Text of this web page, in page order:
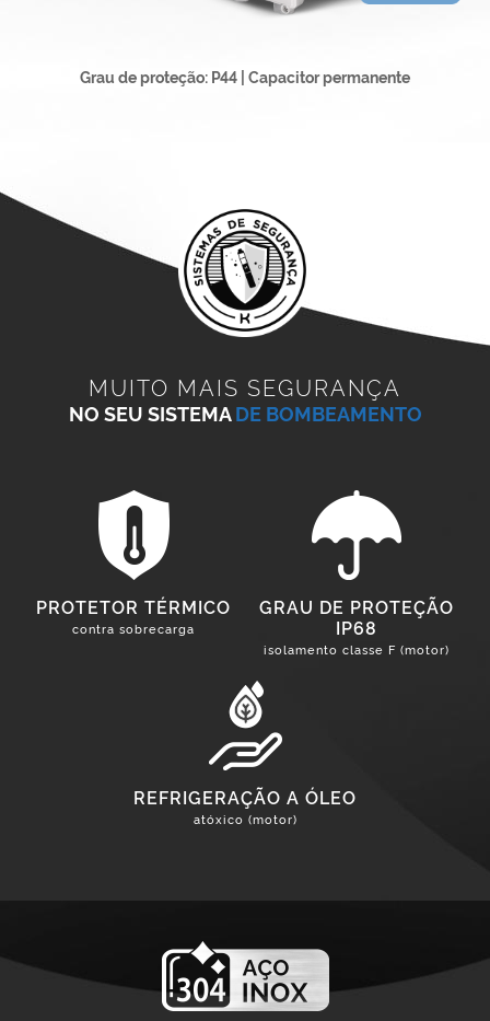
Grau de proteção: P44 | Capacitor permanente
MUITO MAIS SEGURANÇA
NO SEU SISTEMADE BOMBEAMENTO
PROTETOR TÉRMICO
contra sobrecarga
GRAU DE PROTEÇÃO
IP68
isolamento classe F (motor)
REFRIGERAÇÃO A ÓLEO
atóxico (motor)